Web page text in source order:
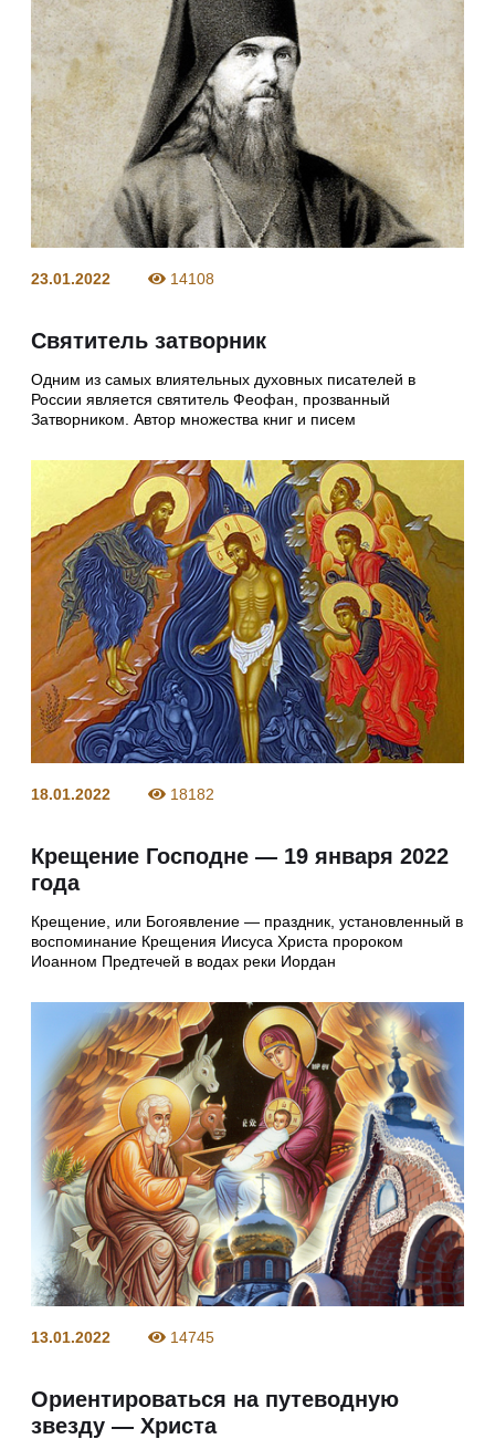
23.01.2022 14108
Святитель затворник
Одним из самых влиятельных духовных писателей в
России является святитель Феофан, прозванный
Затворником. Автор множества книг и писем
18.01.2022 18182
Крещение Господне — 19 января 2022
года
Крещение, или Богоявление — праздник, уста­новленный в
воспоминание Крещения Иису­са Христа пророком
Иоанном Предтечей в водах реки Иордан
13.01.2022 14745
Ориентироваться на путеводную
звезду — Христа